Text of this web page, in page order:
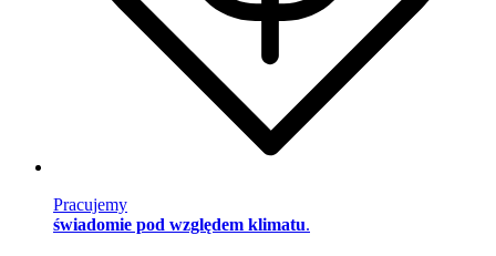
Pracujemy
świadomie pod względem klimatu.